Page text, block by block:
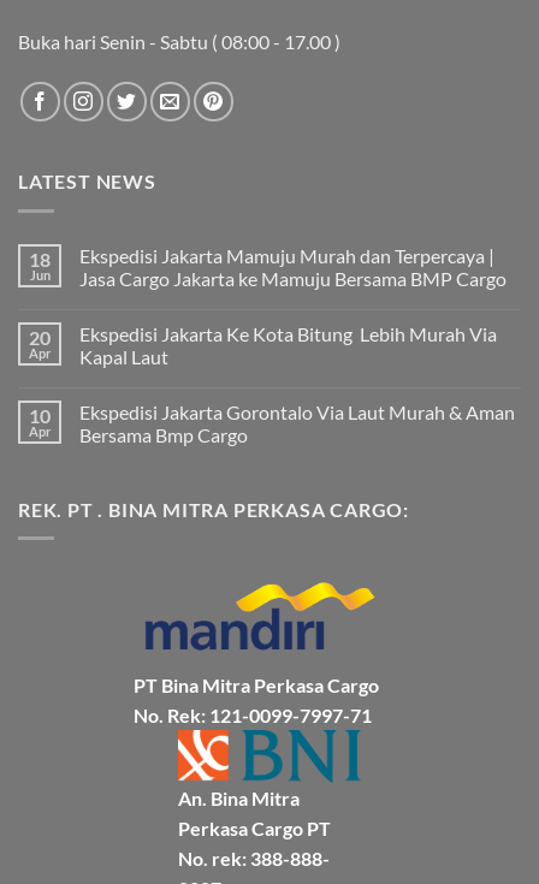
Buka hari Senin - Sabtu ( 08:00 - 17.00 )
LATEST NEWS
18
Jun
Ekspedisi Jakarta Mamuju Murah dan Terpercaya |
Jasa Cargo Jakarta ke Mamuju Bersama BMP Cargo
komentar
pada
Ekspedisi
Murah
dan
Terpercaya
Jakarta
ke
20
Apr
Ekspedisi Jakarta Ke Kota Bitung Lebih Murah Via
Kapal Laut
komentar
pada
Ekspedisi
Bitung
Lebih
10
Apr
Ekspedisi Jakarta Gorontalo Via Laut Murah & Aman
Bersama Bmp Cargo
pada
Ekspedisi
REK. PT . BINA MITRA PERKASA CARGO:
PT Bina Mitra Perkasa Cargo
No. Rek: 121-0099-7997-71
An. Bina Mitra
Perkasa Cargo PT
No. rek: 388-888-